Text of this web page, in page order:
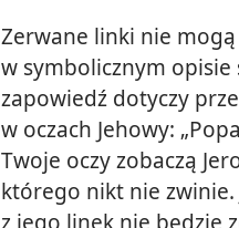
Zerwane linki nie
w symbolicznym opisie
zapowiedź dotyczy
w oczach Jehowy:
Twoje oczy zobaczą
którego nikt nie
z jego linek nie będzie